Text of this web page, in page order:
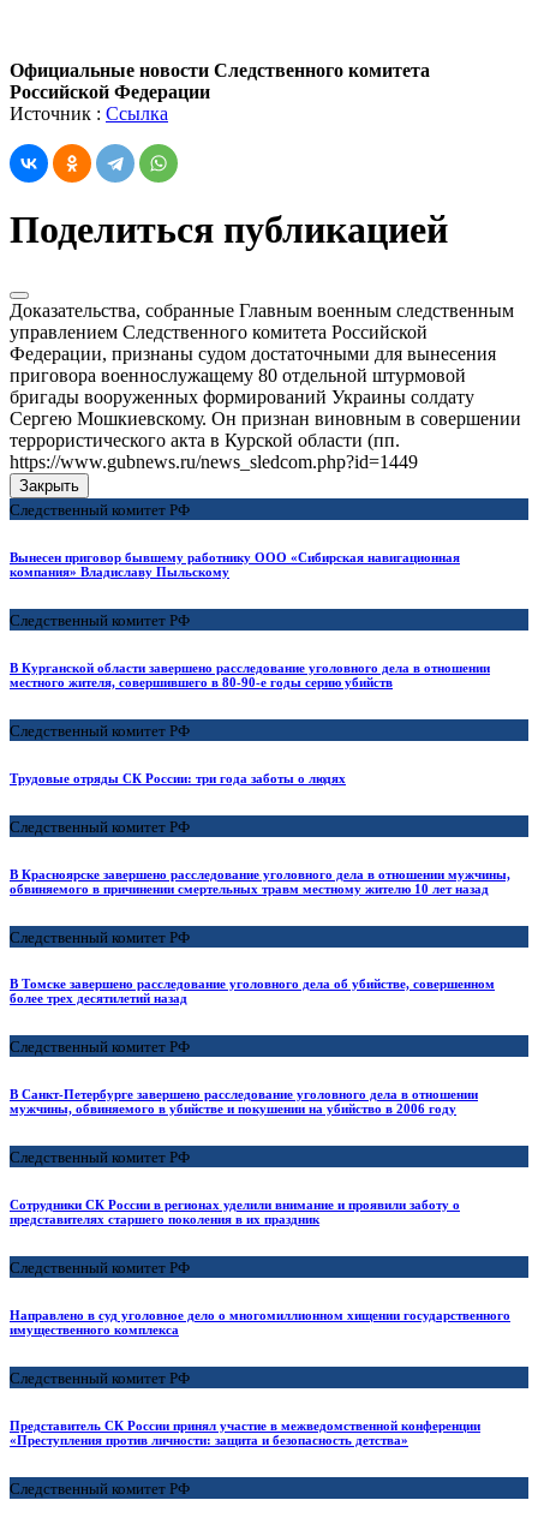
Официальные новости Следственного комитета
Российской Федерации
Источник : Ссылка
Поделиться публикацией
Доказательства, собранные Главным военным следственным
управлением Следственного комитета Российской
Федерации, признаны судом достаточными для вынесения
приговора военнослужащему 80 отдельной штурмовой
бригады вооруженных формирований Украины солдату
Сергею Мошкиевскому. Он признан виновным в совершении
террористического акта в Курской области (пп.
https://www.gubnews.ru/news_sledcom.php?id=1449
Закрыть
Следственный комитет РФ
Вынесен приговор бывшему работнику ООО «Сибирская навигационная
компания» Владиславу Пыльскому
Следственный комитет РФ
В Курганской области завершено расследование уголовного дела в отношении
местного жителя, совершившего в 80-90-е годы серию убийств
Следственный комитет РФ
Трудовые отряды СК России: три года заботы о людях
Следственный комитет РФ
В Красноярске завершено расследование уголовного дела в отношении мужчины,
обвиняемого в причинении смертельных травм местному жителю 10 лет назад
Следственный комитет РФ
В Томске завершено расследование уголовного дела об убийстве, совершенном
более трех десятилетий назад
Следственный комитет РФ
В Санкт-Петербурге завершено расследование уголовного дела в отношении
мужчины, обвиняемого в убийстве и покушении на убийство в 2006 году
Следственный комитет РФ
Сотрудники СК России в регионах уделили внимание и проявили заботу о
представителях старшего поколения в их праздник
Следственный комитет РФ
Направлено в суд уголовное дело о многомиллионном хищении государственного
имущественного комплекса
Следственный комитет РФ
Представитель СК России принял участие в межведомственной конференции
«Преступления против личности: защита и безопасность детства»
Следственный комитет РФ